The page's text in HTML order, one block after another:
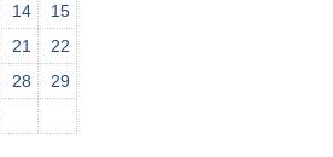
14
15
21
22
28
29